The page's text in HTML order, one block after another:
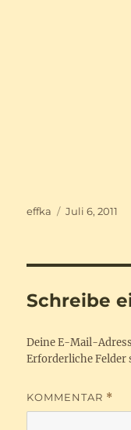
Autor
effka
Veröffentlicht
Juli 6, 2011
Schreibe
Deine E-Mail-
Erforderliche Felder
KOMMENTAR *